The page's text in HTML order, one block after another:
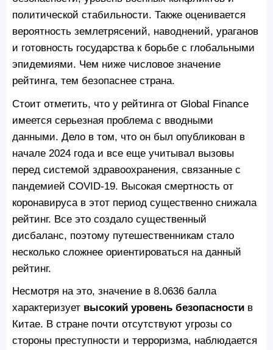
политической стабильности. Также оценивается
вероятность землетрясений, наводнений, ураганов
и готовность государства к борьбе с глобальными
эпидемиями. Чем ниже числовое значение
рейтинга, тем безопаснее страна.
Стоит отметить, что у рейтинга от Global Finance
имеется серьезная проблема с вводными
данными. Дело в том, что он был опубликован в
начале 2024 года и все еще учитывал вызовы
перед системой здравоохранения, связанные с
пандемией COVID-19. Высокая смертность от
коронавируса в этот период существенно снижала
рейтинг. Все это создало существенный
дисбаланс, поэтому путешественникам стало
несколько сложнее ориентироваться на данный
рейтинг.
Несмотря на это, значение в 8.0636 балла
характеризует высокий уровень безопасности в
Китае. В стране почти отсутствуют угрозы со
стороны преступности и терроризма, наблюдается